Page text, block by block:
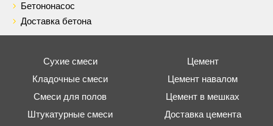
Бетононасос
Доставка бетона
Сухие смеси
Кладочные смеси
Смеси для полов
Штукатурные смеси
Цемент
Цемент навалом
Цемент в мешках
Доставка цемента